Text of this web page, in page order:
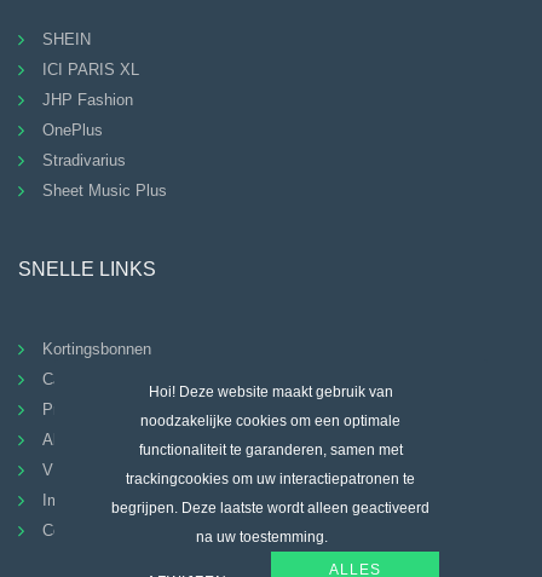
Hoi! Deze website maakt gebruik van
noodzakelijke cookies om een ​​optimale
functionaliteit te garanderen, samen met
trackingcookies om uw interactiepatronen te
begrijpen. Deze laatste wordt alleen geactiveerd
na uw toestemming.
ALLES
SHEIN
ICI PARIS XL
JHP Fashion
OnePlus
Stradivarius
Sheet Music Plus
SNELLE LINKS
Kortingsbonnen
Categorieën
Privacybeleid
Algemene Voorwaarden
VEELGESTELDE VRAGEN
Imprint
Contact